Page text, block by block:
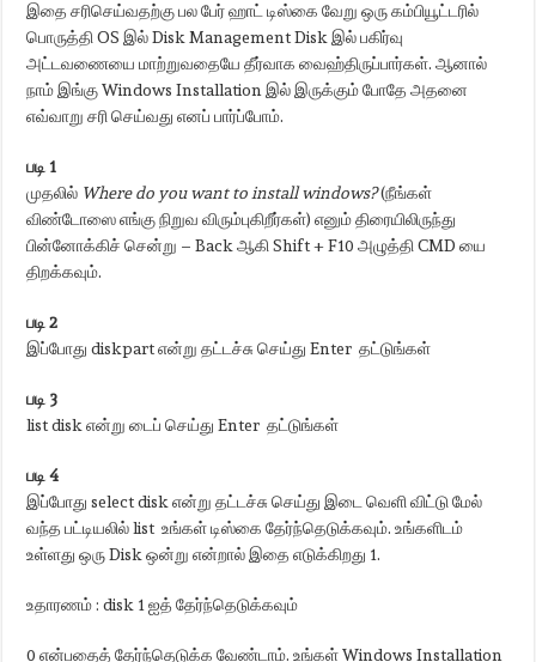
இதை சரிசெய்வதற்கு பல பேர் ஹாட் டிஸ்கை வேறு ஒரு கம்பியூட்டரில்
பொருத்தி OS இல் Disk Management Disk இல் பகிர்வு
அட்டவணையை மாற்றுவதையே தீர்வாக வைஹ்திருப்பார்கள். ஆனால்
நாம் இங்கு Windows Installation இல் இருக்கும் போதே அதனை
எவ்வாறு சரி செய்வது எனப் பார்ப்போம்.
படி 1
முதலில் Where do you want to install windows?(நீங்கள்
விண்டோஸை எங்கு நிறுவ விரும்புகிறீர்கள்) எனும் திரையிலிருந்து
பின்னோக்கிச் சென்று – Back ஆகி Shift + F10 அழுத்தி CMD யை
திறக்கவும்.
படி 2
இப்போது diskpart என்று தட்டச்சு செய்து Enter தட்டுங்கள்
படி 3
list disk என்று டைப் செய்து Enter தட்டுங்கள்
படி 4
இப்போது select disk என்று தட்டச்சு செய்து இடை வெளி விட்டு மேல்
வந்த பட்டியலில் list உங்கள் டிஸ்கை தேர்ந்தெடுக்கவும். உங்களிடம்
உள்ளது ஒரு Disk ஒன்று என்றால் இதை எடுக்கிறது 1.
உதாரணம் : disk 1 ஐத் தேர்ந்தெடுக்கவும்
0 என்பதைத் தேர்ந்தெடுக்க வேண்டாம். உங்கள் Windows Installation